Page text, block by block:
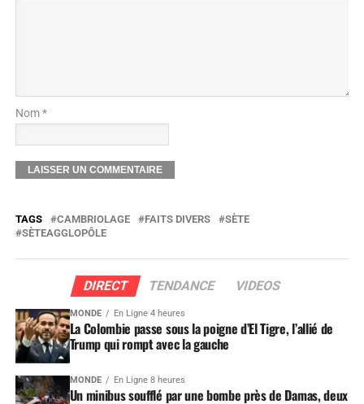
Nom *
TAGS CAMBRIOLAGE FAITS DIVERS
SÈTE
SÈTEAGGLOPÔLE
DIRECT TENDANCE VIDEOS
MONDE En Ligne 4 heures
La Colombie passe sous la poigne d’El Tigre, l’allié de
Trump qui rompt avec la gauche
MONDE En Ligne 8 heures
Un minibus soufflé par une bombe près de Damas, deux